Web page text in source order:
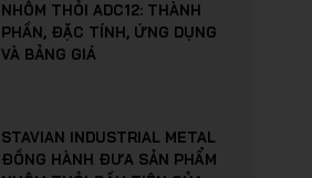
NHÔM THỎI ADC12: THÀNH
PHẦN, ĐẶC TÍNH, ỨNG DỤNG
VÀ BẢNG GIÁ
STAVIAN INDUSTRIAL METAL
ĐỒNG HÀNH ĐƯA SẢN PHẨM